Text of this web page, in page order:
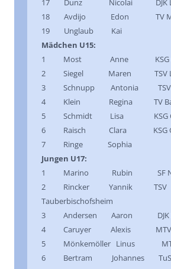
18 Avdijo Edon TV
19 Unglaub Kai
Mädchen U15:
1 Most Anne KSG
2 Siegel Maren TSV
3 Schnupp Antonia TSV
4 Klein Regina TV Bad
5 Schmidt Lisa KSG
6 Raisch Clara KSG
7 Ringe Sophia
Jungen U17:
1 Marino Rubin SF
2 Rincker Yannik TSV
Tauberbischofsheim
3 Andersen Aaron DJK
4 Caruyer Alexis MTV
5 Mönkemöller Linus MTV
6 Bertram Johannes TuS